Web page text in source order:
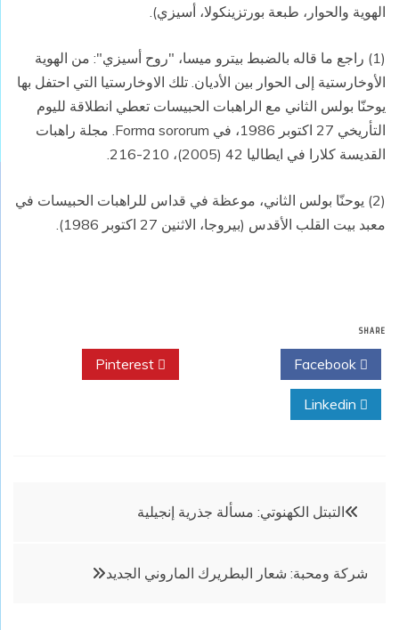
الهوية والحوار، طبعة بورتزينكولا، أسيزي).
(1) راجع ما قاله بالضبط بيترو ميسا، "روح أسيزي": من الهوية
الأوخارستية إلى الحوار بين الأديان. تلك الاوخارستيا التي احتفل بها
يوحنّا بولس الثاني مع الراهبات الحبيسات تعطي انطلاقة لليوم
التأريخي 27 اكتوبر 1986، في Forma sororum. مجلة راهبات
القديسة كلارا في ايطاليا 42 (2005)، 210-216.
(2) يوحنّا بولس الثاني، موعظة في قداس للراهبات الحبيسات في
معبد بيت القلب الأقدس (بيروجا، الاثنين 27 اكتوبر 1986).
SHARE
تصفّح
التبتل الكهنوتي: مسألة جذرية إنجيلية
شركة ومحبة: شعار البطريرك الماروني الجديد